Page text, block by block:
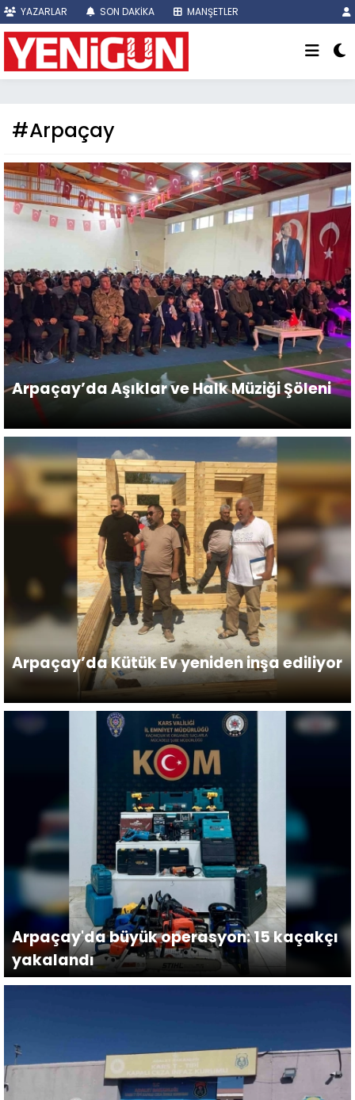
YAZARLAR SON DAKİKA MANŞETLER
#Arpaçay
Arpaçay’da Aşıklar ve Halk Müziği Şöleni
Arpaçay’da Kütük Ev yeniden inşa ediliyor
Arpaçay'da büyük operasyon: 15 kaçakçı
yakalandı